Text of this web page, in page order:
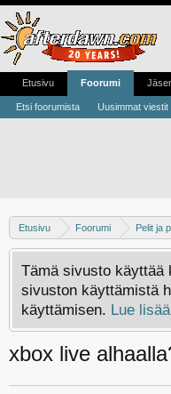
Etusivu Foorumi Pelit ja
Xbox 360
Tämä sivusto käyttää
sivuston käyttämistä
käyttämisen. Lue
xbox live
Etusivu Foorumi
Etsi foorumista Uusimmat viestit